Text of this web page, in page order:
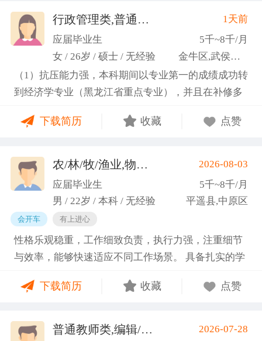
行政管理类,普通教师类
1天前
应届毕业生
5千~8千/月
女 / 26岁 / 硕士 / 无经验
金牛区,武侯区,青羊区
（1）抗压能力强，本科期间以专业第一的成绩成功转
到经济学专业（黑龙江省重点专业），并且在补修多
学；研一刚入学就跟随导师参加多个项目书撰写，其
基金项目以及国家重大课题项目申报书的撰写。
（2）沟通能力强，2023年9月-2024年6月在研究生管
理办公室担任助管，主要负责硕士、博士研究生开
题、预答辩和正式答辩答辩秘书工作，同时负责研究
生入学复试相关工作，研究生日常事务管理工作，与
老师和同学多方沟通协调；2025年4月-2025年7月在
图书馆信息处担任助管，主要负责毕业生论文查重、
上传，毕业生信息核对，以及协助图书馆老师与学生
沟通举办各种活动。 （3）组织管理能力强，在读期
一百余人，并组织每天口语晨读活动，同时不定期举
下载简历 收藏 点赞
农/林/牧/渔业,物业管理,环保,物流/仓储,人事/行政/后勤
2026-08-03
应届毕业生
5千~8千/月
男 / 22岁 / 本科 / 无经验
平遥县,中原区
会开车 有上进心
性格乐观稳重，工作细致负责，执行力强，注重细节
与效率，能够快速适应不同工作场景。 具备扎实的学
路与良好的问题处理意识。 拥有较强的团队协作与跨
稳步成长并创造价值。
下载简历 收藏 点赞
普通教师类,编辑/出版/印刷 (刘先生)
2026-07-28